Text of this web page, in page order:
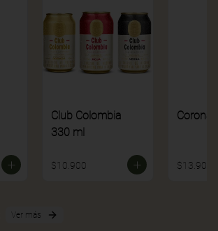
Club Colombia
330 ml
$10.900
Corona
$13.900
Ver más